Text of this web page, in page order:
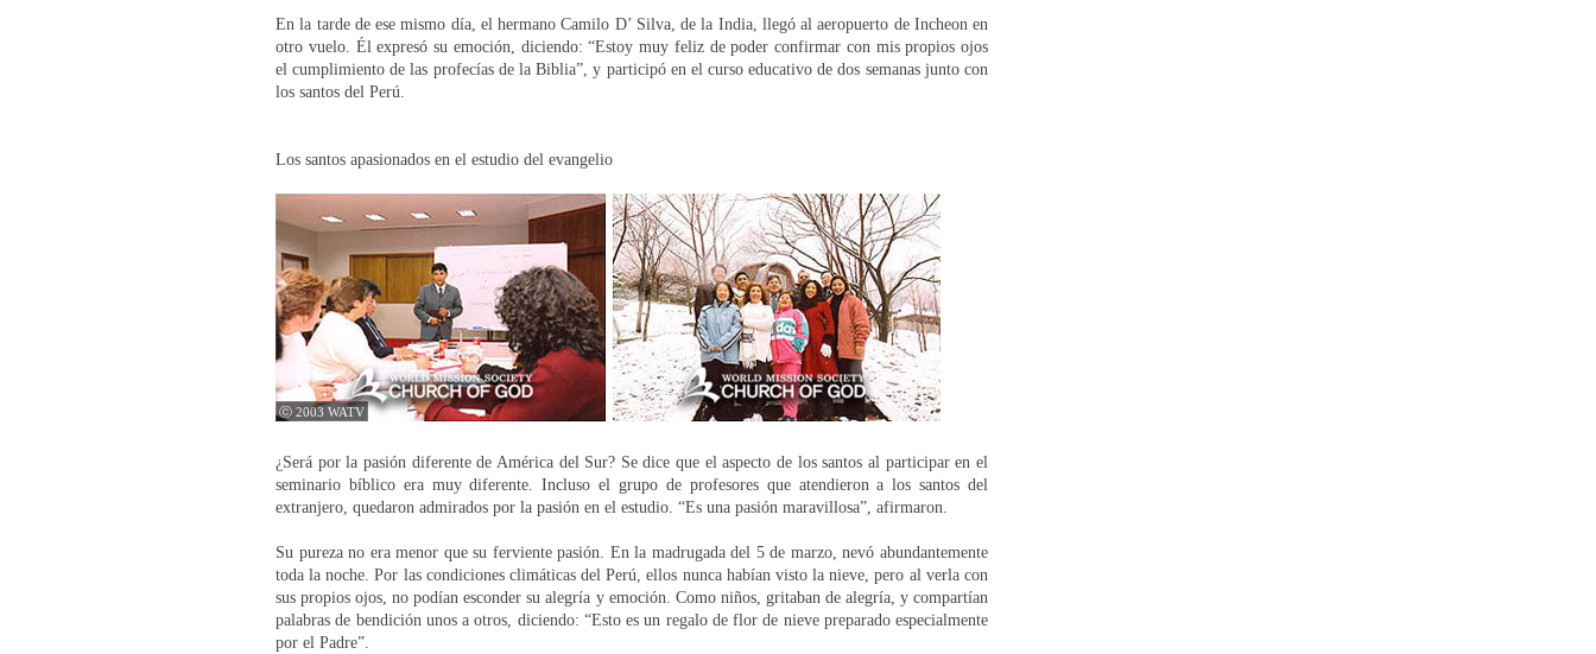
En la tarde de ese mismo día, el hermano Camilo D’ Silva, de la India, llegó al aeropuerto de Incheon en
otro vuelo. Él expresó su emoción, diciendo: “Estoy muy feliz de poder confirmar con mis propios ojos
el cumplimiento de las profecías de la Biblia”, y participó en el curso educativo de dos semanas junto con
los santos del Perú.
Los santos apasionados en el estudio del evangelio
ⓒ 2003 WATV
¿Será por la pasión diferente de América del Sur? Se dice que el aspecto de los santos al participar en el
seminario bíblico era muy diferente. Incluso el grupo de profesores que atendieron a los santos del
extranjero, quedaron admirados por la pasión en el estudio. “Es una pasión maravillosa”, afirmaron.
Su pureza no era menor que su ferviente pasión. En la madrugada del 5 de marzo, nevó abundantemente
toda la noche. Por las condiciones climáticas del Perú, ellos nunca habían visto la nieve, pero al verla con
sus propios ojos, no podían esconder su alegría y emoción. Como niños, gritaban de alegría, y compartían
palabras de bendición unos a otros, diciendo: “Esto es un regalo de flor de nieve preparado especialmente
por el Padre”.